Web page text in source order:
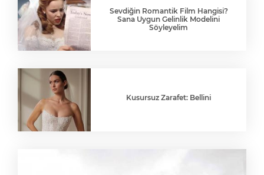
Sevdiğin Romantik Film Hangisi?
Sana Uygun Gelinlik Modelini
Söyleyelim
Kusursuz Zarafet: Bellini